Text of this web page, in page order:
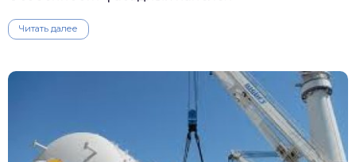
Читать далее